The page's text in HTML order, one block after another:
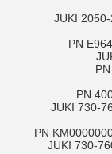
JUKI
JUKI 730-
JUKI 730-